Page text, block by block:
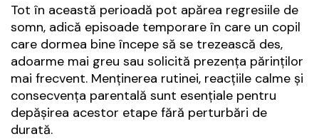
Tot în această perioadă pot apărea regresiile de
somn, adică episoade temporare în care un copil
care dormea bine începe să se trezească des,
adoarme mai greu sau solicită prezența părinților
mai frecvent. Menținerea rutinei, reacțiile calme și
consecvența parentală sunt esențiale pentru
depășirea acestor etape fără perturbări de
durată.